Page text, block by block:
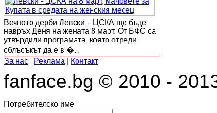
Вечното дерби Левски – ЦСКА ще бъде
навръх Деня на жената 8 март. От БФС са
утвърдили програмата, която отреди
сблъсъкът да е в �...
За нас
Реклама Контакт
fanface.bg © 2010 -
Потребителско име